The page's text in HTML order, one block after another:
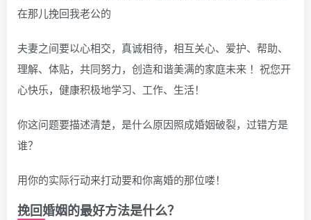
在那儿挽回我老公的
夫妻之间要以心相交，真诚相待，相互关心、爱护、帮助、
理解、体贴，共同努力，创造和谐美满的家庭未来 ！祝您开
心快乐，健康积极地学习、工作、生活！
你这问题要描述清楚，是什么原因照成婚姻破裂，过错方是
谁？
用你的实际行动来打动要和你离婚的那位喽！
挽回婚姻的最好方法是什么？